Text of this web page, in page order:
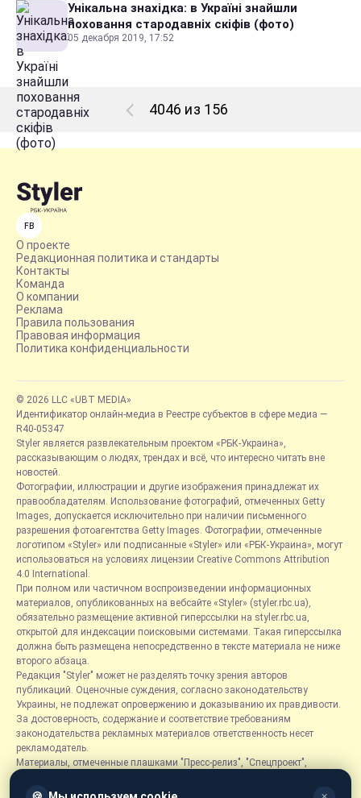
Унікальна знахідка: в Україні знайшли
поховання стародавніх скіфів (фото)
05 декабря 2019, 17:52
4046 из 156
FB
О проекте
Редакционная политика и стандарты
Контакты
Команда
О компании
Реклама
Правила пользования
Правовая информация
Политика конфиденциальности
© 2026 LLC «UBT MEDIA»
Идентификатор онлайн-медиа в Реестре субъектов в сфере медиа —
R40-05347
Styler является развлекательным проектом «РБК-Украина»,
рассказывающим о людях, трендах и всё, что интересно читать вне
новостей.
Фотографии, иллюстрации и другие изображения принадлежат их
правообладателям. Использование фотографий, отмеченных Getty
Images, допускается исключительно при наличии письменного
разрешения фотоагентства Getty Images. Фотографии, отмеченные
логотипом «Styler» или подписанные «Styler» или «РБК-Украина», могут
использоваться на условиях лицензии Creative Commons Attribution
4.0 International.
При полном или частичном воспроизведении информационных
материалов, опубликованных на вебсайте «Styler» (styler.rbc.ua),
обязательно размещение активной гиперссылки на styler.rbc.ua,
открытой для индексации поисковыми системами. Такая гиперссылка
должна быть размещена непосредственно в тексте материала не ниже
второго абзаца.
Редакция "Styler" может не разделять точку зрения авторов
публикаций. Оценочные суждения, согласно законодательству
Украины, не подлежат опровержению и доказыванию их правдивости.
За достоверность, содержание и соответствие требованиям
законодательства рекламных материалов ответственность несет
рекламодатель.
Материалы, отмеченные плашками "Пресс-релиз", "Спецпроект",
размещаются на правах рекламы.